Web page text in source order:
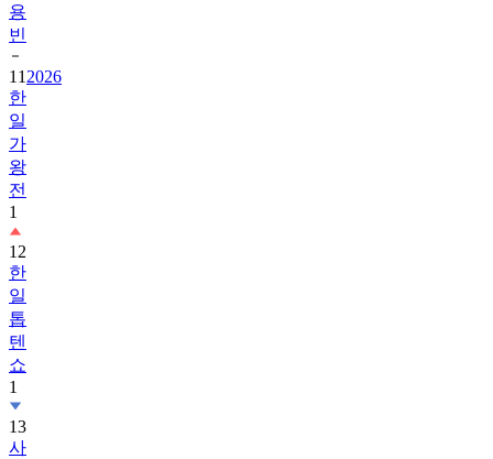
용
빈
11 2026
한
일
가
왕
전
1
12
한
일
톱
텐
쇼
1
13
사